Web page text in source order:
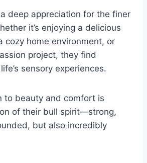
deep appreciation for the finer
it’s enjoying a delicious
cozy home environment, or
project, they find
sensory experiences.
to beauty and comfort is
of their bull spirit—strong,
but also incredibly